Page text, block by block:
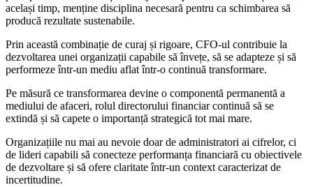
același timp, menține disciplina necesară pentru ca schimbarea să
producă rezultate sustenabile.
Prin această combinație de curaj și rigoare, CFO-ul contribuie la
dezvoltarea unei organizații capabile să învețe, să se adapteze și să
performeze într-un mediu aflat într-o continuă transformare.
Pe măsură ce transformarea devine o componentă permanentă a
mediului de afaceri, rolul directorului financiar continuă să se
extindă și să capete o importanță strategică tot mai mare.
Organizațiile nu mai au nevoie doar de administratori ai cifrelor, ci
de lideri capabili să conecteze performanța financiară cu obiectivele
de dezvoltare și să ofere claritate într-un context caracterizat de
incertitudine.